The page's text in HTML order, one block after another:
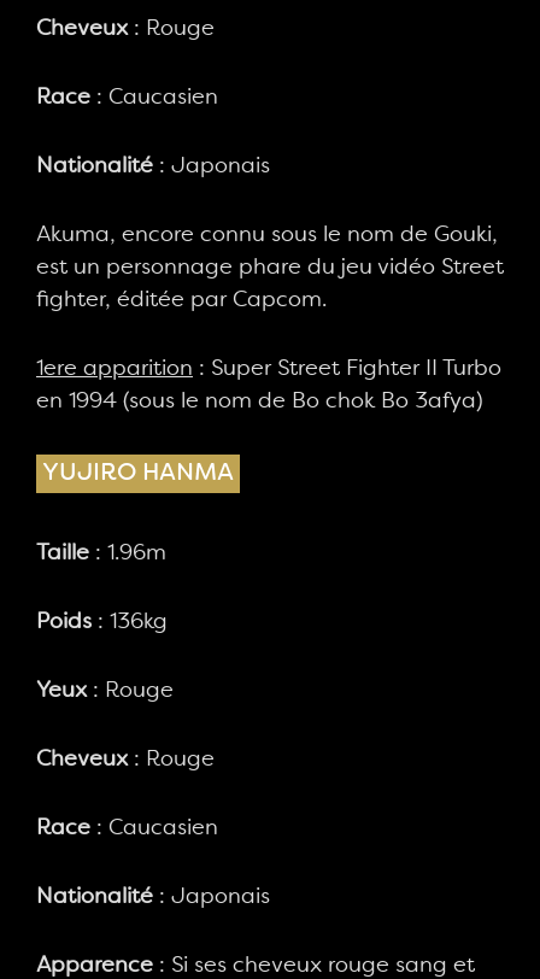
Cheveux: Rouge
Race : Caucasien
Nationalité : Japonais
Akuma, encore connu sous le nom de Gouki,
est un personnage phare du jeu vidéo Street
fighter, éditée par Capcom.
1ere apparition : Super Street Fighter II Turbo
en 1994 (sous le nom de Bo chok Bo 3afya)
YUJIRO HANMA
Taille : 1.96m
Poids : 136kg
Yeux: Rouge
Cheveux: Rouge
Race : Caucasien
Nationalité : Japonais
Apparence : Si ses cheveux rouge sang et